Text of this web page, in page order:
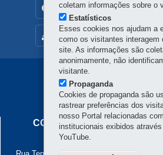
MAPA DO SITE
TRANSPARÊNCIA INSTITUCIONAL
Navegação
Principal
Cohapar
COMPANHIA DE
coletam informações sobre o
Estatísticos
Esses cookies nos ajudam a
como os visitantes interagem
site. As informações são
anonimamente, não
visitante.
Propaganda
Cookies de propaganda são
rastrear preferências dos
nosso Portal relacionadas
institucionais exibidos
YouTube.